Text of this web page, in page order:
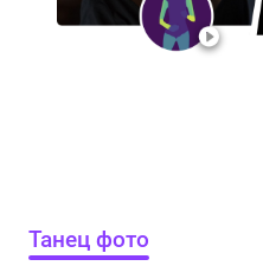
Танец фото